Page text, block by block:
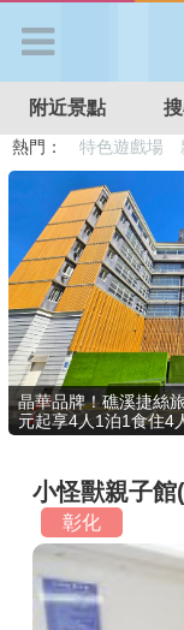
APP登入
首 頁
搜尋景點
好康優惠
最新消息
最新留言
商家合作
附近景點
熱門： 溜滑梯民宿
特色遊戲場
親子住房
晶華品牌！礁溪捷絲
元起享4人1泊1食住4
小怪獸親子館
彰化